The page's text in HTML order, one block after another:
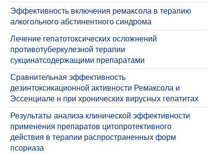
Эффективность включения ремаксола в терапию
алкогольного абстинентного синдрома
Лечение гепатотоксических осложнений
противотуберкулезной терапии
сукцинатсодержащими препаратами
Сравнительная эффективность
дезинтоксикационной активности Ремаксола и
Эссенциале н при хронических вирусных гепатитах
Результаты анализа клинической эффективности
применения препаратов цитопротективного
действия в терапии распространенных форм
псориаза